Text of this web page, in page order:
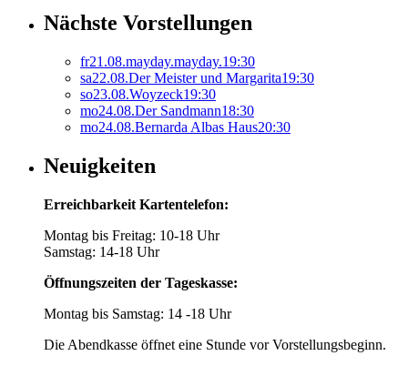
Nächste Vorstellungen
fr21.08.mayday.mayday.19:30
sa22.08.Der Meister und Margarita19:30
so23.08.Woyzeck19:30
mo24.08.Der Sandmann18:30
mo24.08.Bernarda Albas Haus20:30
Neuigkeiten
Erreichbarkeit Kartentelefon:
Montag bis Freitag: 10-18 Uhr
Samstag: 14-18 Uhr
Öffnungszeiten der Tageskasse:
Montag bis Samstag: 14 -18 Uhr
Die Abendkasse öffnet eine Stunde vor Vorstellungsbeginn.